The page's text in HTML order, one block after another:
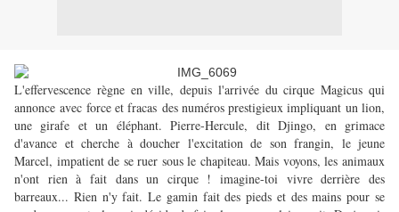
L'effervescence règne en ville, depuis l'arrivée du cirque Magicus qui
annonce avec force et fracas des numéros prestigieux impliquant un lion,
une girafe et un éléphant. Pierre-Hercule, dit Djingo, en grimace
d'avance et cherche à doucher l'excitation de son frangin, le jeune
Marcel, impatient de se ruer sous le chapiteau. Mais voyons, les animaux
n'ont rien à fait dans un cirque ! imagine-toi vivre derrière des
barreaux... Rien n'y fait. Le gamin fait des pieds et des mains pour se